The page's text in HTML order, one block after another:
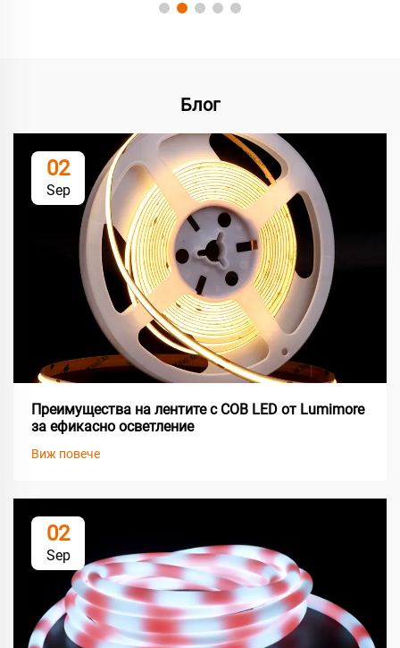
Блог
02
Sep
Преимущества на лентите с COB LED от Lumimore
за ефикасно осветление
Виж повече
02
Sep